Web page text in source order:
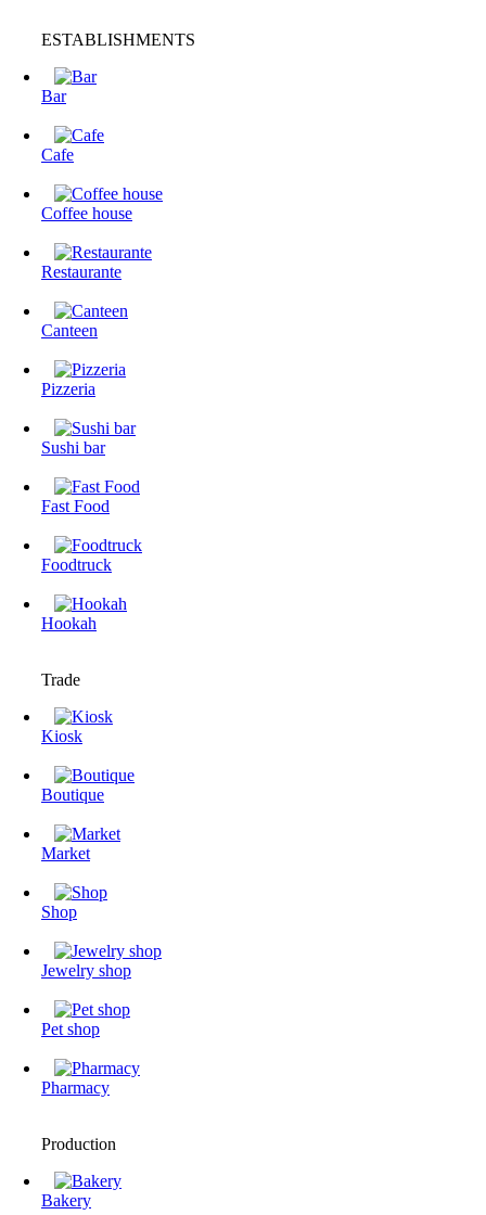
ESTABLISHMENTS
Bar
Cafe
Coffee house
Restaurante
Canteen
Pizzeria
Sushi bar
Fast Food
Foodtruck
Hookah
Trade
Kiosk
Boutique
Market
Shop
Jewelry shop
Pet shop
Pharmacy
Production
Bakery